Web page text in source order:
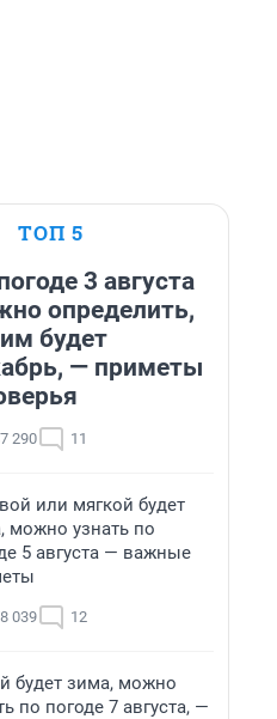
ТОП 5
3 августа
определить,
будет
— приметы
290 11
или мягкой будет
можно узнать по
5 августа — важные
039 12
будет зима, можно
по погоде 7 августа, —